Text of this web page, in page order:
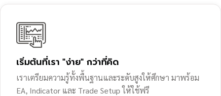
เริ่มต้นที่เรา "ง่าย" กว่าที่คิด
เราเตรียมความรู้ทั้งพื้นฐานและระดับสูงให้ศึกษา มาพร้อม
EA, Indicator และ Trade Setup ให้ใช้ฟรี